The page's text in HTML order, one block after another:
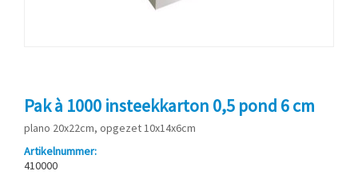
Pak à 1000 insteekkarton 0,5 pond 6 cm
plano 20x22cm, opgezet 10x14x6cm
Artikelnummer:
410000